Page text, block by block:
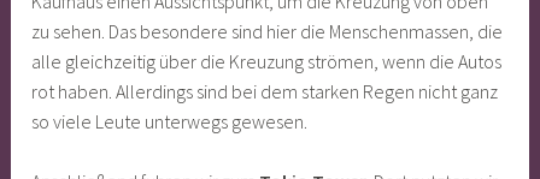
zu sehen. Das besondere sind hier die Menschenmassen, die
alle gleichzeitig über die Kreuzung strömen, wenn die Autos
rot haben. Allerdings sind bei dem starken Regen nicht ganz
so viele Leute unterwegs gewesen.